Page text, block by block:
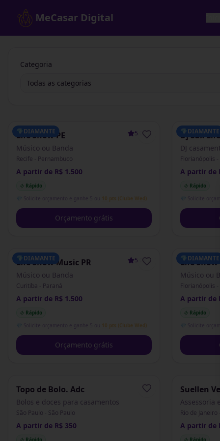
MeCasar Digital
Categoria
Todas as categorias
💎DIAMANTE
Life Show PE 5.0(1)
Músico ou Banda
Recife - Pernambuco
A partir de R$ 1.500
Rápido
10 pts (Clube Wed)
Orçamento grátis
💎DIAMANTE
Dj Sax Life
DJ
Florianópolis
A partir de
Rápido
💎DIAMANTE
Life Show Music PR 5.0(1)
Músico ou Banda
Curitiba - Paraná
A partir de R$ 1.500
Rápido
10 pts (Clube Wed)
Orçamento grátis
💎DIAMANTE
Life Show
Músico ou
Florianópolis -
A partir de
Rápido
💎 Solicite
Topo de Bolo. Adc
Bolos e doces para casamentos
São Paulo - São Paulo
A partir de R$ 350
Rápido
Suellen
Eventos
Assessoria
Rio de Janeiro
A partir de
Rápido